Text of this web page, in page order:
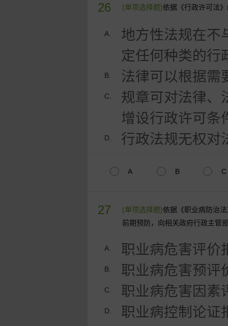
26 (单项选择题)依据《行政许可法
A.
地方性法规在不
定任何种类的行
B. 法律可以根据需
C.
规章可对法律、
增设行政许可条
D. 行政法规无权对
A B C
27 (单项选择题)依据《职业病防治
前期预防，向相关政府行政主管
A. 职业病危害评价
B. 职业病危害预评
C. 职业病危害因素
D. 职业病控制论证